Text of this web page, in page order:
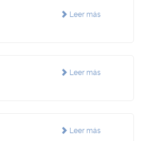
Leer más
Leer más
Leer más